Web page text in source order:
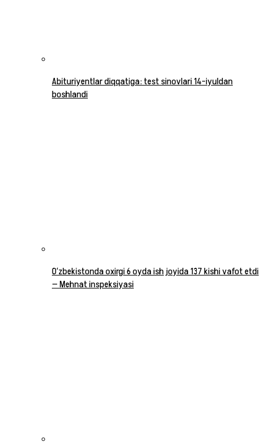
Abituriyentlar diqqatiga: test sinovlari 14-iyuldan
boshlandi
O‘zbekistonda oxirgi 6 oyda ish joyida 137 kishi vafot etdi
— Mehnat inspeksiyasi